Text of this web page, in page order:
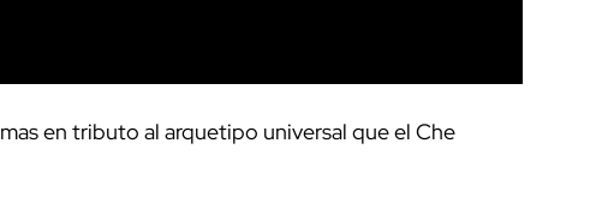
en tributo al arquetipo universal que el Che